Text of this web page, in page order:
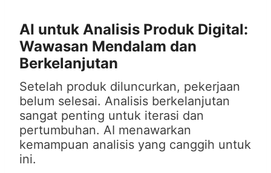
AI untuk Analisis Produk Digital:
Wawasan Mendalam dan
Berkelanjutan
Setelah produk diluncurkan, pekerjaan
belum selesai. Analisis berkelanjutan
sangat penting untuk iterasi dan
pertumbuhan. AI menawarkan
kemampuan analisis yang canggih untuk
ini.